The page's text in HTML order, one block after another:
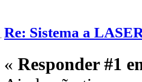
Re: Sistema a
« Responder #1